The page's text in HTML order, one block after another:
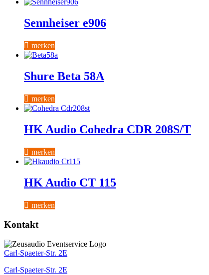
Sennheiser e906
merken
Shure Beta 58A
merken
HK Audio Cohedra CDR 208S/T
merken
HK Audio CT 115
merken
Kontakt
Carl-Spaeter-Str. 2E
Carl-Spaeter-Str. 2E